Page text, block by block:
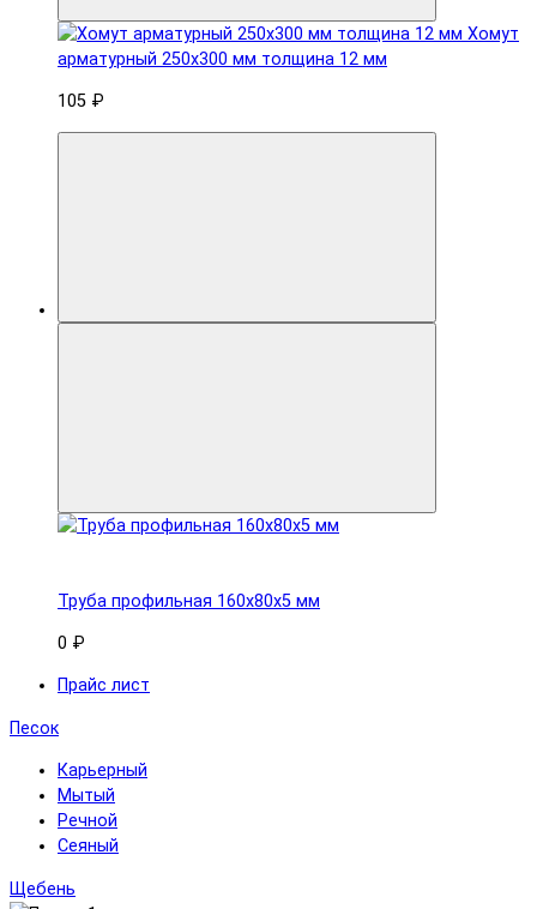
Хомут
арматурный 250x300 мм толщина 12 мм
105 ₽
Труба профильная 160x80х5 мм
0 ₽
Прайс лист
Песок
Карьерный
Мытый
Речной
Сеяный
Щебень